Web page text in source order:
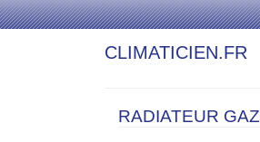
CLIMATICIEN.FR
RADIATEUR GAZ